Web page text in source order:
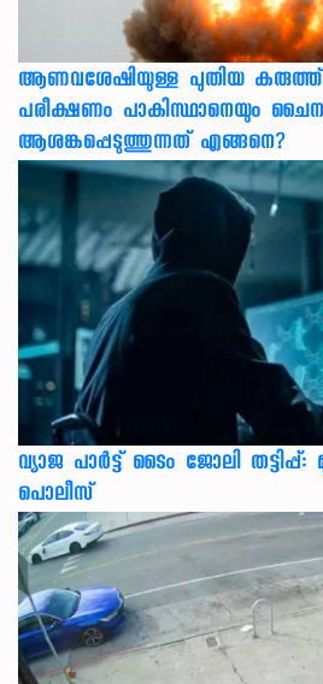
ആണവശേഷിയുള്ള പുതിയ കരുത്ത്:
പരീക്ഷണം പാകിസ്ഥാനെയും
ആശങ്കപ്പെടുത്തുന്നത് എങ്ങനെ?
വ്യാജ പാർട്ട് ടൈം ജോലി തട്ടിപ്പ്:
പൊലീസ്